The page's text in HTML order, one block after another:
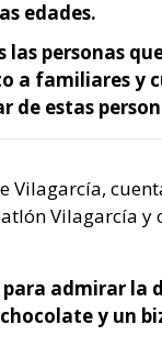
edades.
personas
a familiares y
de estas
Vilagarcía,
Vilagarcía y
admirar la
y un